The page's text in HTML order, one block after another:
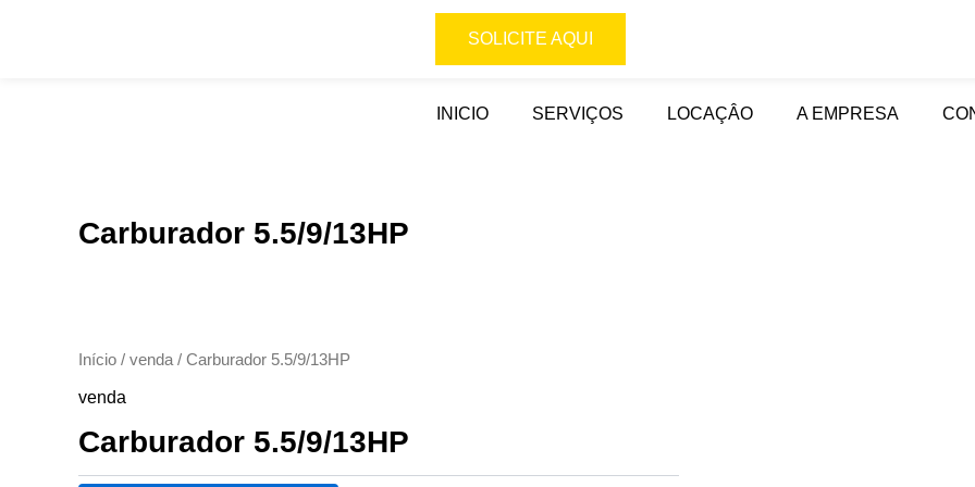
SOLICITE AQUI
INICIO SERVIÇOS LOCAÇÂO A EMPRESA
Carburador 5.5/9/13HP
Início / venda / Carburador 5.5/9/13HP
venda
Carburador 5.5/9/13HP